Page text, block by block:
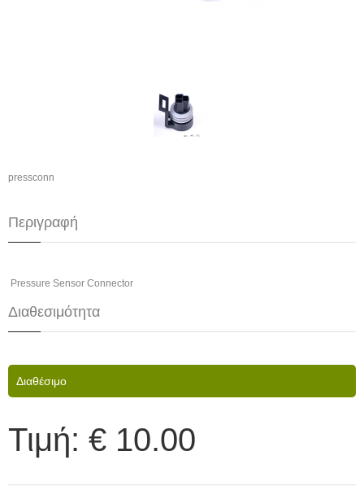
pressconn
Περιγραφή
Pressure Sensor Connector
Διαθεσιμότητα
Διαθέσιμο
Τιμή: € 10.00